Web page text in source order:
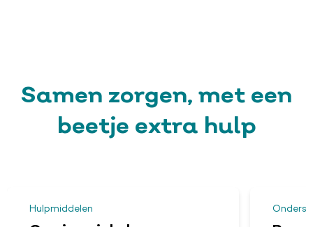
Samen zorgen, met een
beetje extra hulp
Hulpmiddelen